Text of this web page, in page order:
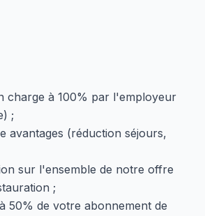
charge à 100% par l'employeur
;
avantages (réduction séjours,
sur l'ensemble de notre offre
;
50% de votre abonnement de